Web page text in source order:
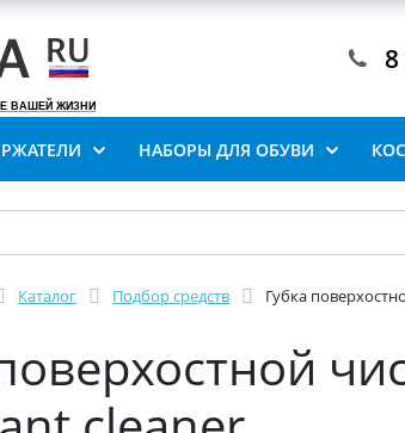
ВАШЕЙ ЖИЗНИ
НАБОРЫ ДЛЯ ОБУВИ
Каталог Подбор средств Губка